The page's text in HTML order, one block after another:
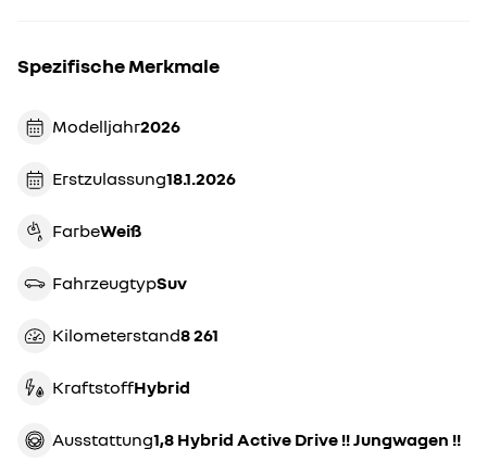
Spezifische Merkmale
Modelljahr 2026
Erstzulassung 18.1.2026
Farbe weiß
Fahrzeugtyp suv
Kilometerstand 8 261
Kraftstoff Hybrid
Ausstattung 1,8 Hybrid Active Drive !! Jungwagen !!